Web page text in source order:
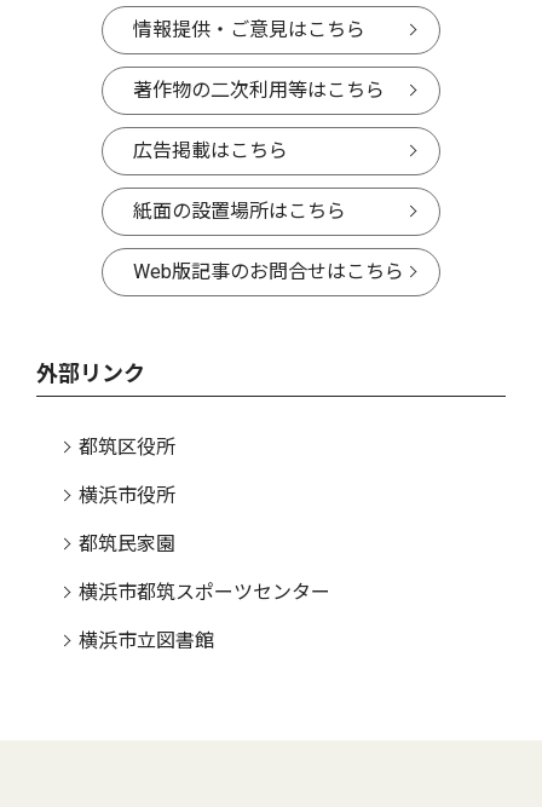
情報提供・ご意見はこちら
著作物の二次利用等はこちら
広告掲載はこちら
紙面の設置場所はこちら
Web版記事のお問合せはこちら
外部リンク
都筑区役所
横浜市役所
都筑民家園
横浜市都筑スポーツセンター
横浜市立図書館